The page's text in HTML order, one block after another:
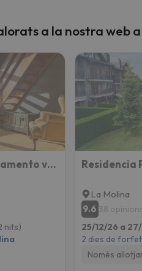
a la nostra web
TRES OSSOS Apartamento vacacional
nits)
Residencia
La Molina
9.6 38
25/12/26 a
2 dies de
Només